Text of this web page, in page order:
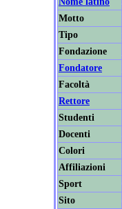
Motto
Tipo
Fondazione
Fondatore
Facoltà
Rettore
Studenti
Docenti
Colori
Affiliazioni
Sport
Sito